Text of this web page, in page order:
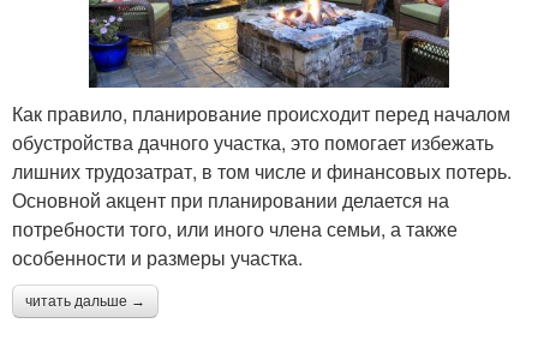
Как правило, планирование происходит перед началом
обустройства дачного участка, это помогает избежать
лишних трудозатрат, в том числе и финансовых потерь.
Основной акцент при планировании делается на
потребности того, или иного члена семьи, а также
особенности и размеры участка.
читать дальше →